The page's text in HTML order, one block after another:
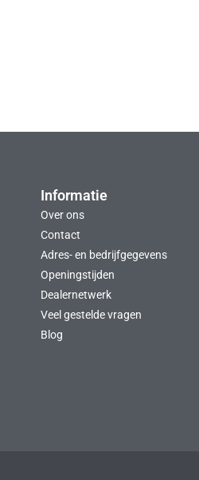
Informatie
Over ons
Contact
Adres- en bedrijfgegevens
Openingstijden
Dealernetwerk
Veel gestelde vragen
Blog